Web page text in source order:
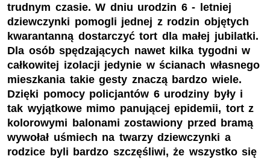
trudnym czasie. W dniu urodzin 6 - letniej
dziewczynki pomogli jednej z rodzin objętych
kwarantanną dostarczyć tort dla małej jubilatki.
Dla osób spędzających nawet kilka tygodni w
całkowitej izolacji jedynie w ścianach własnego
mieszkania takie gesty znaczą bardzo wiele.
Dzięki pomocy policjantów 6 urodziny były i
tak wyjątkowe mimo panującej epidemii, tort z
kolorowymi balonami zostawiony przed bramą
wywołał uśmiech na twarzy dziewczynki a
rodzice byli bardzo szczęśliwi, że wszystko się